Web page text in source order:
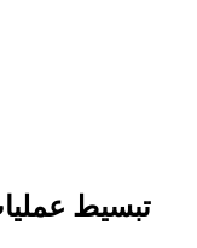
تبسيط